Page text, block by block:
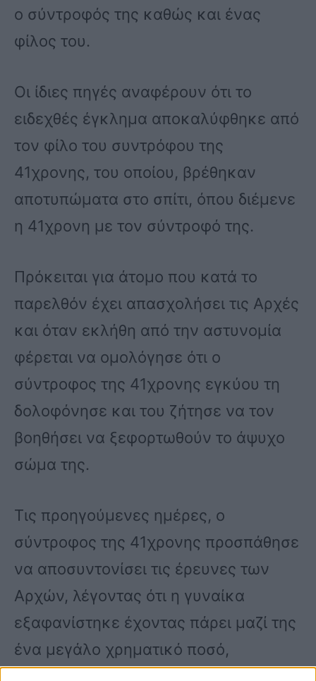
ο σύντροφός της καθώς και ένας
φίλος του.
Οι ίδιες πηγές αναφέρουν ότι το
ειδεχθές έγκλημα αποκαλύφθηκε από
τον φίλο του συντρόφου της
41χρονης, του οποίου, βρέθηκαν
αποτυπώματα στο σπίτι, όπου διέμενε
η 41χρονη με τον σύντροφό της.
Πρόκειται για άτομο που κατά το
παρελθόν έχει απασχολήσει τις Αρχές
και όταν εκλήθη από την αστυνομία
φέρεται να ομολόγησε ότι ο
σύντροφος της 41χρονης εγκύου τη
δολοφόνησε και του ζήτησε να τον
βοηθήσει να ξεφορτωθούν το άψυχο
σώμα της.
Τις προηγούμενες ημέρες, ο
σύντροφος της 41χρονης προσπάθησε
να αποσυντονίσει τις έρευνες των
Αρχών, λέγοντας ότι η γυναίκα
εξαφανίστηκε έχοντας πάρει μαζί της
ένα μεγάλο χρηματικό ποσό,